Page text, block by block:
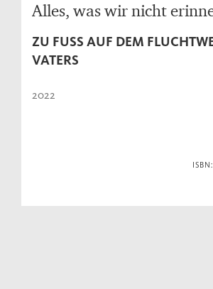
Alles, was wir nicht
ZU FUSS AUF DEM
ATERS
2022